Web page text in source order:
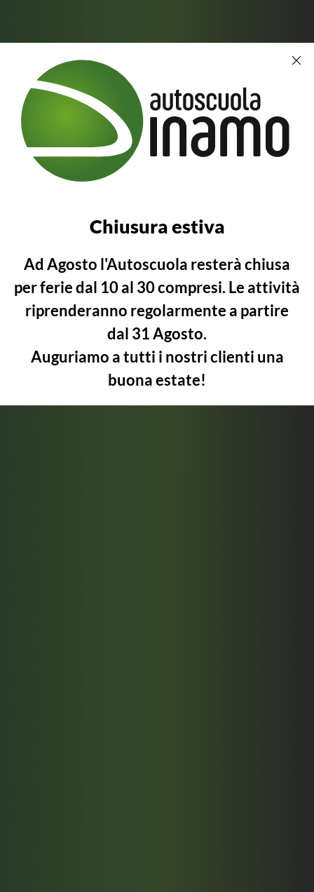
PATENTE
Sei un cittadino straniero
residente in Italia? Richiedi la
conversione patente
Scopri di più Contattaci
Chiusura estiva
Ad Agosto l'Autoscuola resterà chiusa
per feriedal 10 al 30 compresi. Le attività
riprenderanno regolarmente a partire
dal 31 Agosto.
Auguriamo a tutti i nostri clienti una
buona estate!